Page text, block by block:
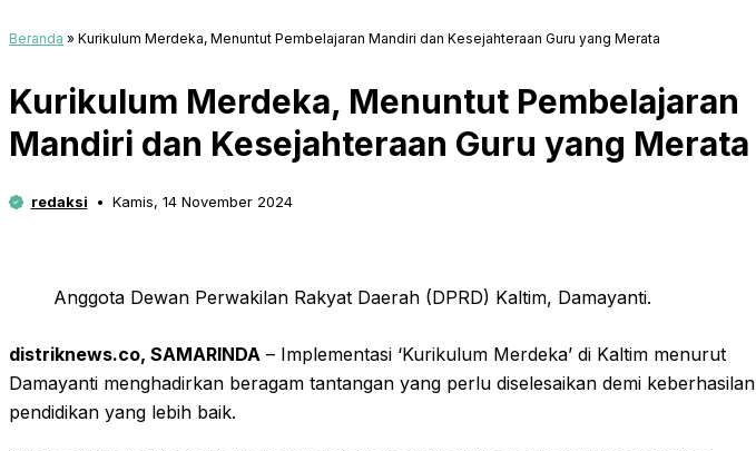
Beranda » Kurikulum Merdeka, Menuntut Pembelajaran Mandiri dan Kesejahteraan Guru yang Merata
Kurikulum Merdeka, Menuntut Pembelajaran
Mandiri dan Kesejahteraan Guru yang Merata
redaksi Kamis, 14 November 2024
Anggota Dewan Perwakilan Rakyat Daerah (DPRD) Kaltim, Damayanti.
distriknews.co, SAMARINDA – Implementasi ‘Kurikulum Merdeka’ di Kaltim menurut
Damayanti menghadirkan beragam tantangan yang perlu diselesaikan demi keberhasilan
pendidikan yang lebih baik.